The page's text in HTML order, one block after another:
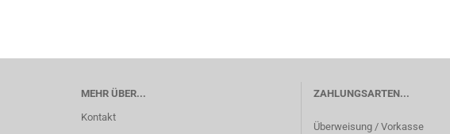
MEHR ÜBER...
Kontakt
ZAHLUNGSARTEN...
Überweisung / Vorkasse